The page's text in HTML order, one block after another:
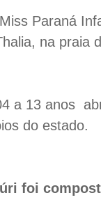
Paraná
na praia
a 13 anos
do estado.
foi